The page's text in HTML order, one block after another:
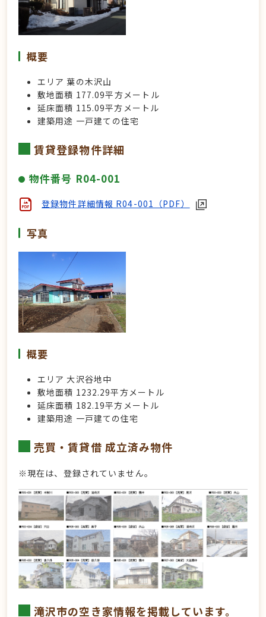
概要
エリア 葉の木沢山
敷地面積 177.09平方メートル
延床面積 115.09平方メートル
建築用途 一戸建ての住宅
賃貸登録物件詳細
物件番号 R04-001
登録物件詳細情報 R04-001（PDF）
写真
概要
エリア 大沢谷地中
敷地面積 1232.29平方メートル
延床面積 182.19平方メートル
建築用途 一戸建ての住宅
売買・賃貸借 成立済み物件
※現在は、登録されていません。
滝沢市の空き家情報を掲載しています。